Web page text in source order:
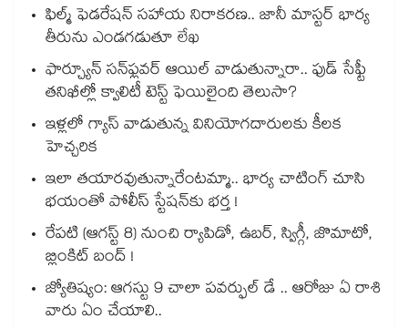
ఫిల్మ్ ఫెడరేషన్ సహాయ నిరాకరణ.. జానీ మాస్టర్ భార్య
తీరును ఎండగడుతూ లేఖ
ఫార్చ్యూన్ సన్‌ఫ్లవర్ ఆయిల్ వాడుతున్నారా.. ఫుడ్ సేఫ్టీ
తనిఖీల్లో క్వాలిటీ టెస్ట్ ఫెయిలైంది తెలుసా?
ఇళ్లలో గ్యాస్ వాడుతున్న వినియోగదారులకు కీలక
హెచ్చరిక
ఇలా తయారవుతున్నారేంటమ్మా.. భార్య చాటింగ్ చూసి
భయంతో పోలీస్ స్టేషన్⁫కు భర్త !
రేపటి (ఆగస్ట్ 8) నుంచి ర్యాపిడో, ఉబర్, స్విగ్గీ, జొమాటో,
బ్లింకిట్ బంద్ !
జ్యోతిష్యం: ఆగస్టు 9 చాలా పవర్ఫుల్ డే .. ఆరోజు ఏ రాశి
వారు ఏం చేయాలి..